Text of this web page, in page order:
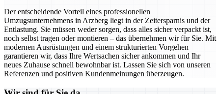
Der entscheidende Vorteil eines professionellen
Umzugsunternehmens in Arzberg liegt in der Zeitersparnis und der
Entlastung. Sie müssen weder sorgen, dass alles sicher verpackt ist,
noch selbst tragen oder montieren – das übernehmen wir für Sie. Mit
modernen Ausrüstungen und einem strukturierten Vorgehen
garantieren wir, dass Ihre Wertsachen sicher ankommen und Ihr
neues Zuhause schnell bewohnbar ist. Lassen Sie sich von unseren
Referenzen und positiven Kundenmeinungen überzeugen.